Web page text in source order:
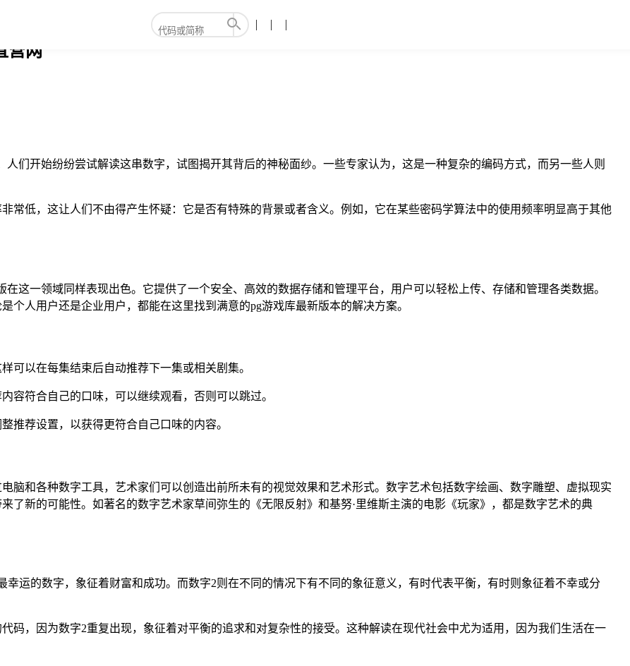
营网
人们开始纷纷尝试解读这串数字，试图揭开其背后的神秘面纱。一些专家认为，这是一种复杂的编码方式，而另一些人则
常低，这让人们不由得产生怀疑：它是否有特殊的背景或者含义。例如，它在某些密码学算法中的使用频率明显高于其他
这一领域同样表现出色。它提供了一个安全、高效的数据存储和管理平台，用户可以轻松上传、存储和管理各类数据。
个人用户还是企业用户，都能在这里找到满意的pg游戏库最新版本的解决方案。
可以在每集结束后自动推荐下一集或相关剧集。
容符合自己的口味，可以继续观看，否则可以跳过。
推荐设置，以获得更符合自己口味的内容。
脑和各种数字工具，艺术家们可以创造出前所未有的视觉效果和艺术形式。数字艺术包括数字绘画、数字雕塑、虚拟现实
了新的可能性。如著名的数字艺术家草间弥生的《无限反射》和基努·里维斯主演的电影《玩家》，都是数字艺术的典
运的数字，象征着财富和成功。而数字2则在不同的情况下有不同的象征意义，有时代表平衡，有时则象征着不幸或分
码，因为数字2重复出现，象征着对平衡的追求和对复杂性的接受。这种解读在现代社会中尤为适用，因为我们生活在一